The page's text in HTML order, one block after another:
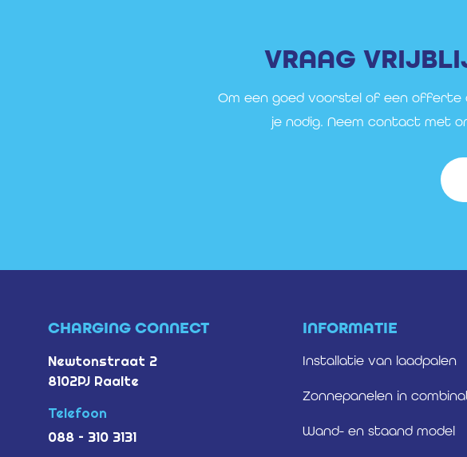
VRAAG
Om een goed voorstel of een offerte
je nodig. Neem contact met
CHARGING CONNECT
Newtonstraat 2
8102PJ Raalte
Telefoon
088 – 310 3131
INFORMATIE
Installatie van laadpalen
Zonnepanelen in
Wand- en staand model